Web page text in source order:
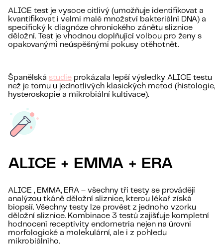
ALICE test je vysoce citlivý (umožňuje identifikovat a
kvantifikovat i velmi malé množství bakteriální DNA) a
specifický k diagnóze chronického zánětu sliznice
děložní. Test je vhodnou doplňující volbou pro ženy s
opakovanými neúspěšnými pokusy otěhotnět.
Španělská studie prokázala lepší výsledky ALICE testu
než je tomu u jednotlivých klasických metod (histologie,
hysteroskopie a mikrobiální kultivace).
ALICE + EMMA + ERA
ALICE , EMMA, ERA – všechny tři testy se provádějí
analýzou tkáně děložní sliznice, kterou lékař získá
biopsií. Všechny testy lze provést z jednoho vzorku
děložní sliznice. Kombinace 3 testů zajišťuje kompletní
hodnocení receptivity endometria nejen na úrovni
morfologické a molekulární, ale i z pohledu
mikrobiálního.